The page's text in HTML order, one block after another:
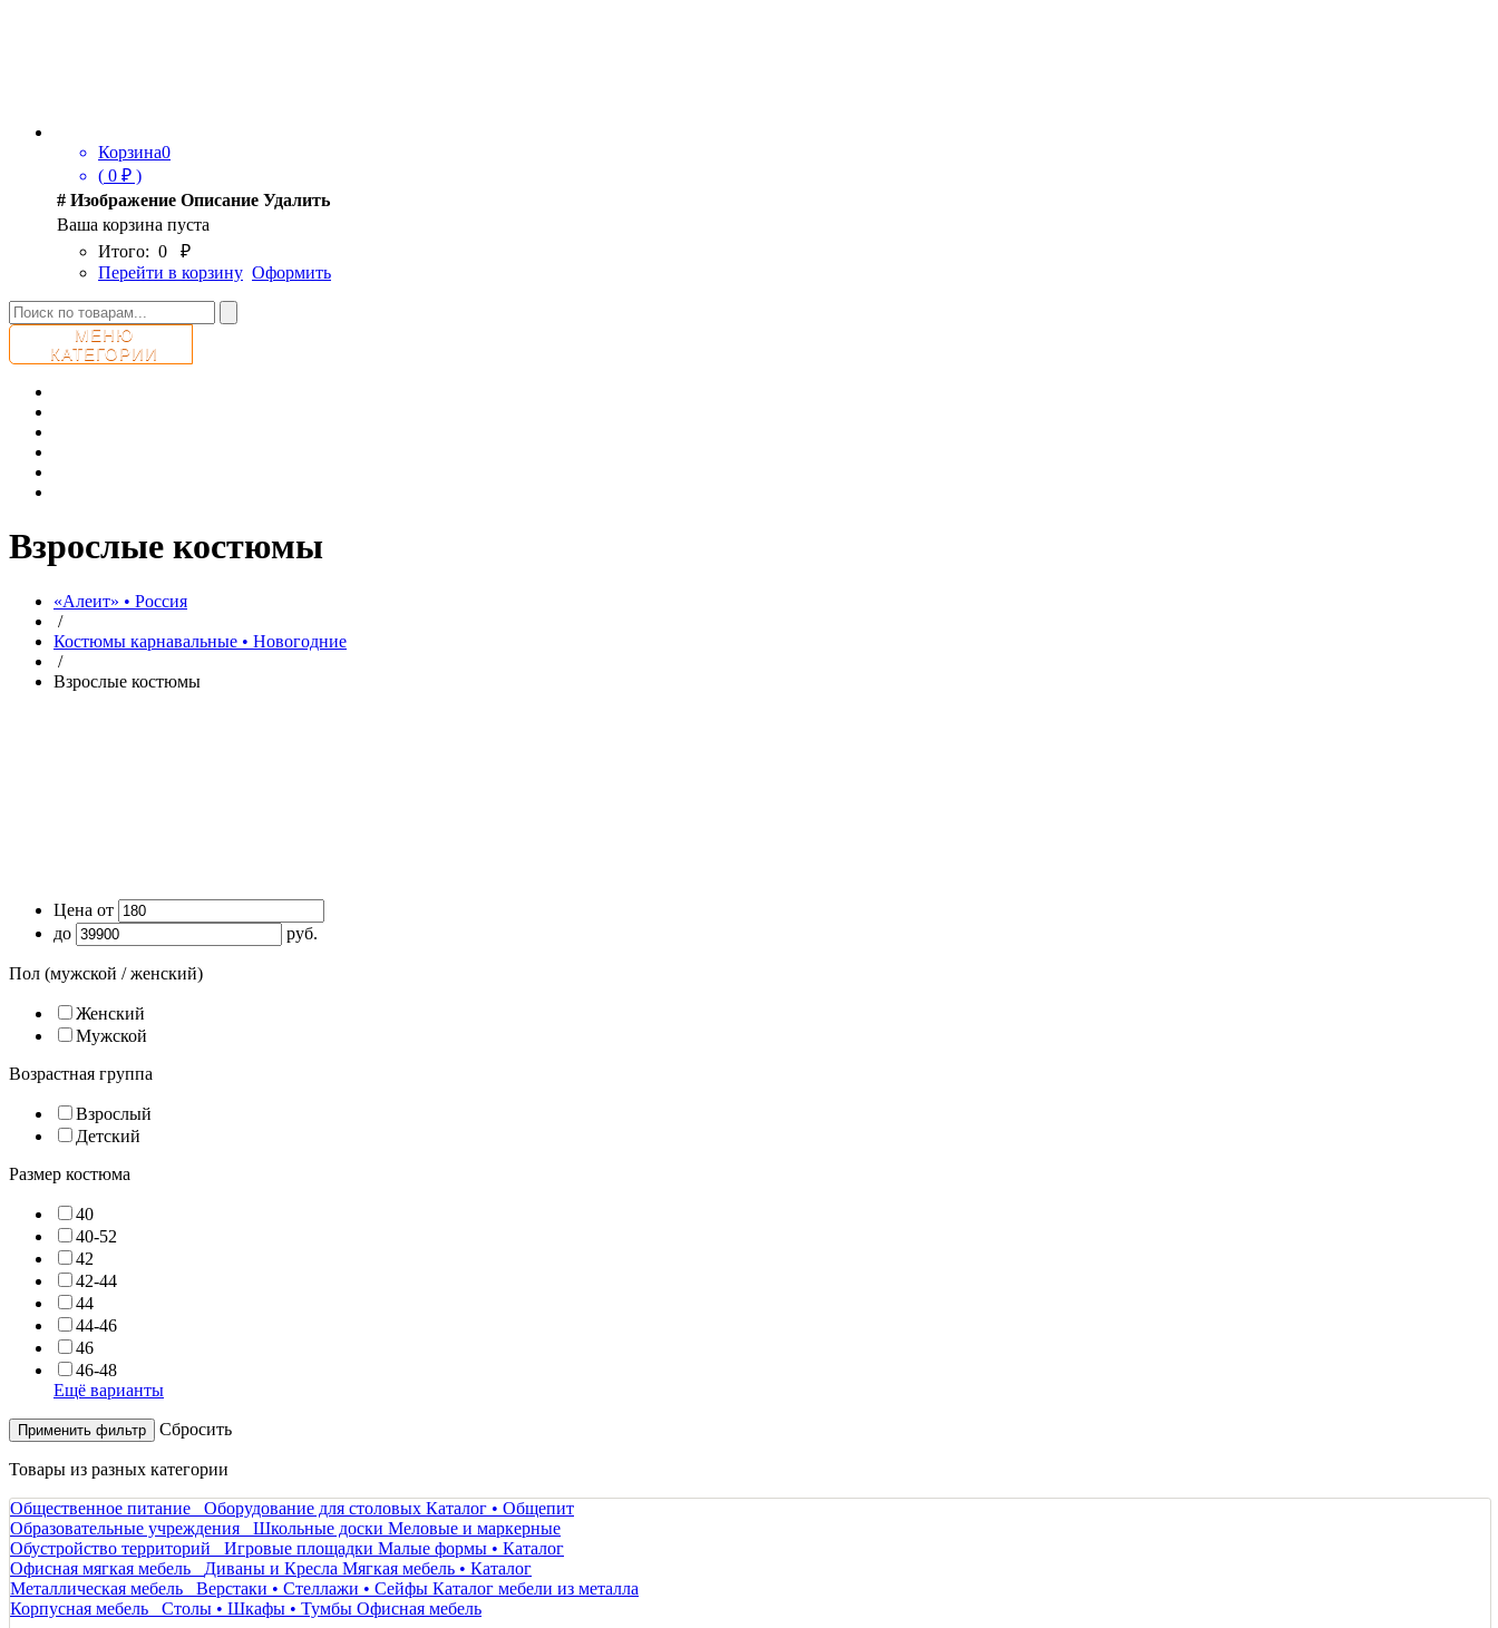
Корзина0
( 0 ₽ )
# Изображение Описание Удалить
Ваша корзина пуста
Итого: 0
₽
Перейти в корзину Оформить
МЕНЮ
КАТЕГОРИИ
Взрослые костюмы
«Алеит» • Россия
/
Костюмы карнавальные • Новогодние
/
Взрослые костюмы
Цена от
до
руб.
Пол (мужской / женский)
Женский
Мужской
Возрастная группа
Взрослый
Детский
Размер костюма
40
40-52
42
42-44
44
44-46
46
46-48
Ещё варианты
Cбросить
Товары из разных категории
Общественное питание Оборудование для столовых Каталог • Общепит
Образовательные учреждения
Школьные доски Меловые и маркерные
Обустройство территорий
Игровые площадки Малые формы • Каталог
Офисная мягкая мебель
Диваны и Кресла Мягкая мебель • Каталог
Металлическая мебель
Верстаки • Стеллажи • Сейфы Каталог мебели из металла
Корпусная мебель
Столы • Шкафы • Тумбы Офисная мебель